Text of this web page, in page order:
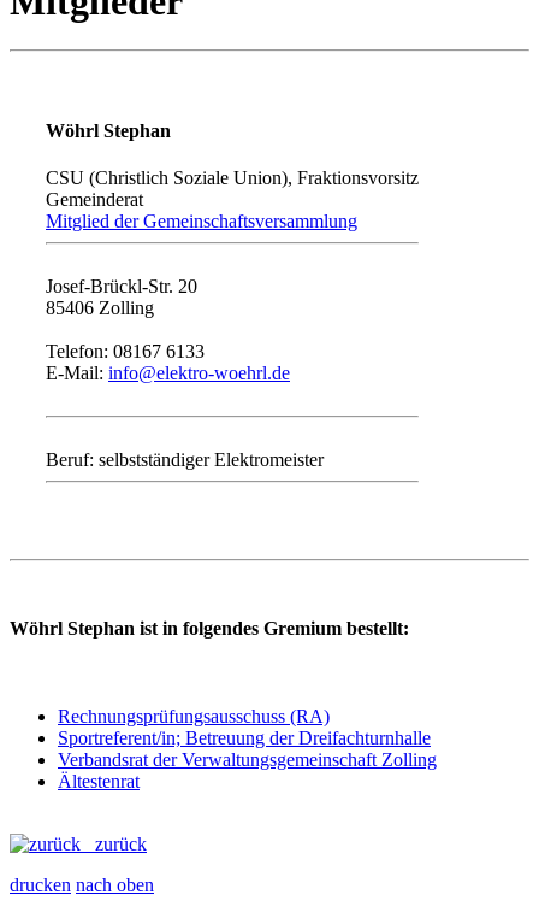
Wöhrl Stephan
CSU (Christlich Soziale Union), Fraktionsvorsitz
Gemeinderat
Mitglied der Gemeinschaftsversammlung
Josef-Brückl-Str. 20
85406 Zolling
Telefon: 08167 6133
E-Mail: info@elektro-woehrl.de
Beruf: selbstständiger Elektromeister
Wöhrl Stephan ist in folgendes Gremium bestellt:
Rechnungsprüfungsausschuss (RA)
Sportreferent/in; Betreuung der Dreifachturnhalle
Verbandsrat der Verwaltungsgemeinschaft Zolling
Ältestenrat
zurück
drucken nach oben